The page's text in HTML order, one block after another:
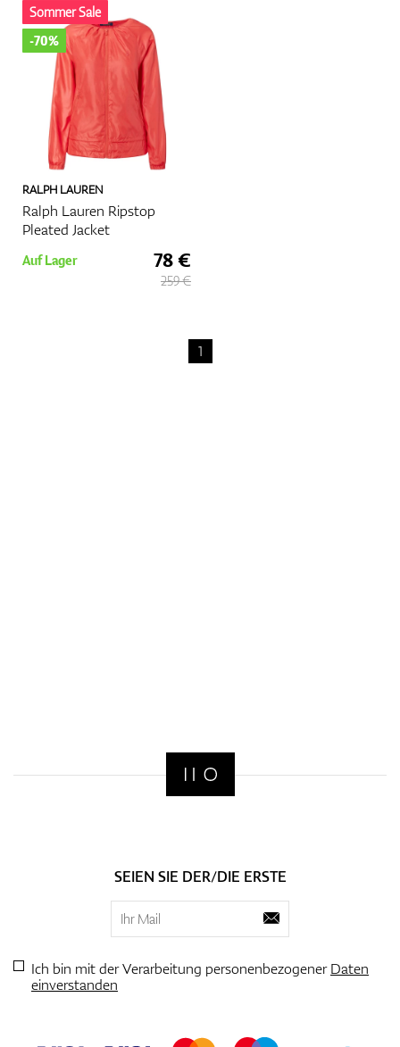
RALPH LAUREN
Ralph Lauren Ripstop
Pleated Jacket
Sommer Sale
-70%
Auf Lager 78 €
259 €
1
SEIEN SIE DER/DIE ERSTE
Ich bin mit der Verarbeitung personenbezogenerDaten
einverstanden